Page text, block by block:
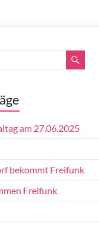
am 27.06.2025
bekommt Freifunk
Freifunk